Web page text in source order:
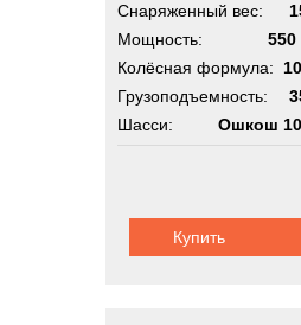
Снаряженный вес:
Мощность:
550
Колёсная формула:
Грузоподъемность:
Шасси:
Ошкош
Купить